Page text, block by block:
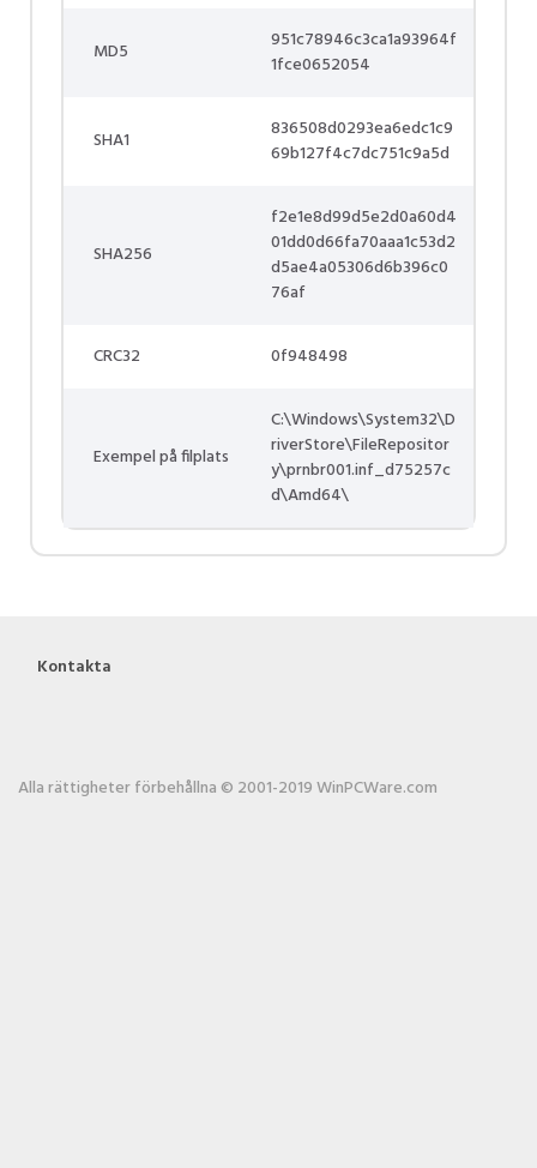
MD5
951c78946c3ca1a93964f
1fce0652054
SHA1
836508d0293ea6edc1c9
69b127f4c7dc751c9a5d
SHA256
f2e1e8d99d5e2d0a60d4
01dd0d66fa70aaa1c53d2
d5ae4a05306d6b396c0
76af
CRC32 0f948498
Exempel på filplats
C:\Windows\System32\D
riverStore\FileRepositor
y\prnbr001.inf_d75257c
d\Amd64\
Kontakta
Alla rättigheter förbehållna © 2001-2019 WinPCWare.com